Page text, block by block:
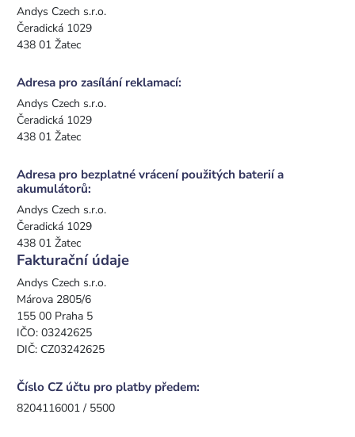
Andys Czech s.r.o.
Čeradická 1029
438 01 Žatec
Adresa pro zasílání reklamací:
Andys Czech s.r.o.
Čeradická 1029
438 01 Žatec
Adresa pro bezplatné vrácení použitých baterií a
akumulátorů:
Andys Czech s.r.o.
Čeradická 1029
438 01 Žatec
Fakturační údaje
Andys Czech s.r.o.
Márova 2805/6
155 00 Praha 5
IČO: 03242625
DIČ: CZ03242625
Číslo CZ účtu pro platby předem:
8204116001 / 5500